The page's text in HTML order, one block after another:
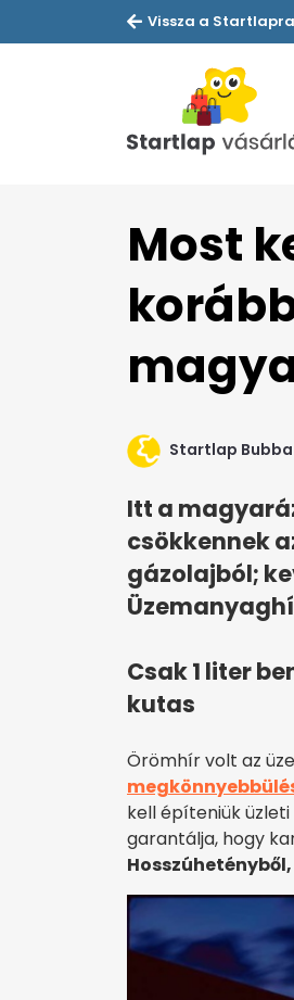
Vissza a Startlapra
Most
Startlap Bubba
Itt a
csökkennek
gázolajból;
Csak 1 liter
kutas
Örömhír volt az
kell építeniük
garantálja, hogy